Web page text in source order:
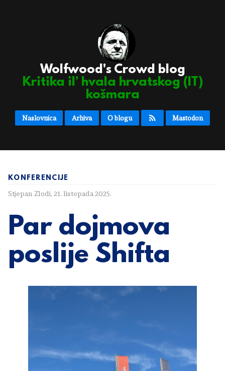
Wolfwood's Crowd blog
Kritika il’ hvala hrvatskog (IT)
košmara
Naslovnica Arhiva O blogu Mastodon
KONFERENCIJE
Stjepan Zlodi, 21. listopada 2025.
Par dojmova
poslije Shifta